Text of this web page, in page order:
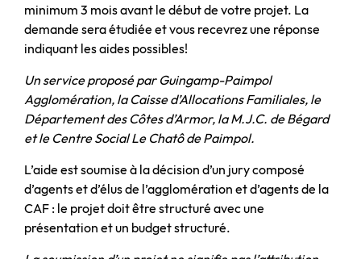
minimum 3 mois avant le début de votre projet. La
demande sera étudiée et vous recevrez une réponse
indiquant les aides possibles!
Un service proposé par Guingamp-Paimpol
Agglomération, la Caisse d’Allocations Familiales, le
Département des Côtes d’Armor, la M.J.C. de Bégard
et le Centre Social Le Chatô de Paimpol.
L’aide est soumise à la décision d’un jury composé
d’agents et d’élus de l’agglomération et d’agents de la
CAF : le projet doit être structuré avec une
présentation et un budget structuré.